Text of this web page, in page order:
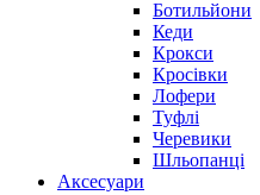
Ботильйони
Кеди
Крокси
Кросівки
Лофери
Туфлі
Черевики
Шльопанці
Аксесуари